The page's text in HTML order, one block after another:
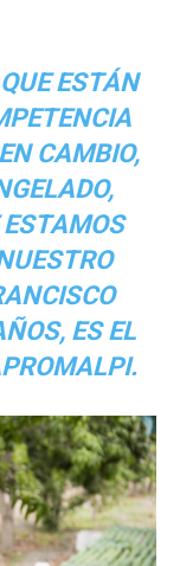
ESTÁN
CAMBIO,
ES EL